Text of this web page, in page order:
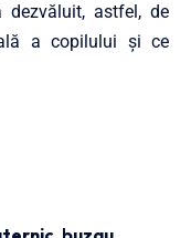
astfel, de
a copilului și ce